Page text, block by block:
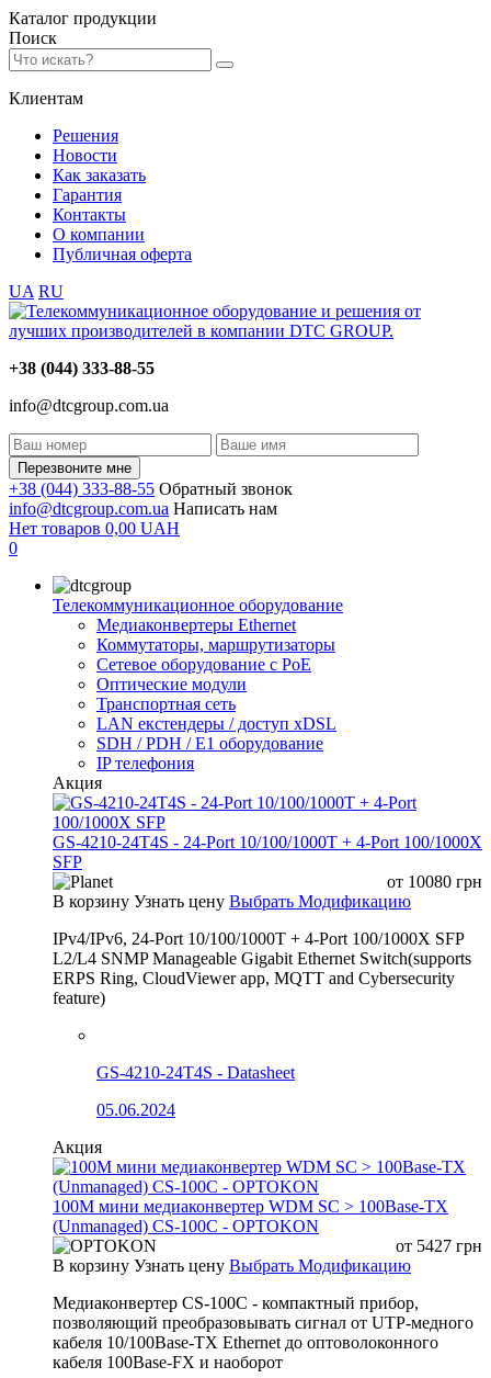
Каталог продукции
Поиск
Клиентам
Решения
Новости
Как заказать
Гарантия
Контакты
О компании
Публичная оферта
UA RU
+38 (044) 333-88-55
info@dtcgroup.com.ua
Перезвоните мне
+38 (044) 333-88-55 Обратный звонок
info@dtcgroup.com.ua Написать нам
Нет товаров 0,00 UAH
0
Телекоммуникационное оборудование
Медиаконвертеры Ethernet
Коммутаторы, маршрутизаторы
Сетевое оборудование с PoE
Оптические модули
Транспортная сеть
LAN екстендеры / доступ xDSL
SDH / PDH / E1 оборудование
IP телефония
Акция
GS-4210-24T4S - 24-Port 10/100/1000T + 4-Port 100/1000X
SFP
от 10080 грн
В корзину Узнать цену Выбрать Модификацию
IPv4/IPv6, 24-Port 10/100/1000T + 4-Port 100/1000X SFP
L2/L4 SNMP Manageable Gigabit Ethernet Switch(supports
ERPS Ring, CloudViewer app, MQTT and Cybersecurity
feature)
GS-4210-24T4S - Datasheet
05.06.2024
Акция
100М мини медиаконвертер WDM SC > 100Base-TX
(Unmanaged) CS-100C - OPTOKON
от 5427 грн
В корзину Узнать цену Выбрать Модификацию
Медиаконвертер CS-100C - компактный прибор,
позволяющий преобразовывать сигнал от UTP-медного
кабеля 10/100Base-TX Ethernet до оптоволоконного
кабеля 100Base-FX и наоборот